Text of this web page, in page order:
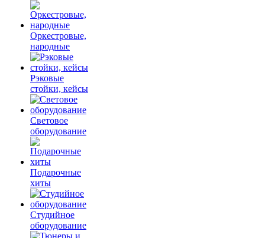
Оркестровые,
народные
Рэковые
стойки, кейсы
Световое
оборудование
Подарочные
хиты
Студийное
оборудование